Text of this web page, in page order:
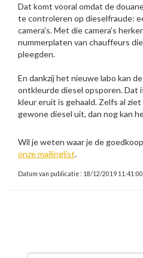
Dat komt vooral omdat de
te controleren op dieselfraude:
camera's. Met die camera's
nummerplaten van chauffeurs
pleegden.
En dankzij het nieuwe labo kan
ontkleurde diesel opsporen. Dat
kleur eruit is gehaald. Zelfs al
gewone diesel uit, dan nog kan
Wil je weten waar je de
onze mailinglist.
Datum van publicatie : 18/12/2019 11:41:00